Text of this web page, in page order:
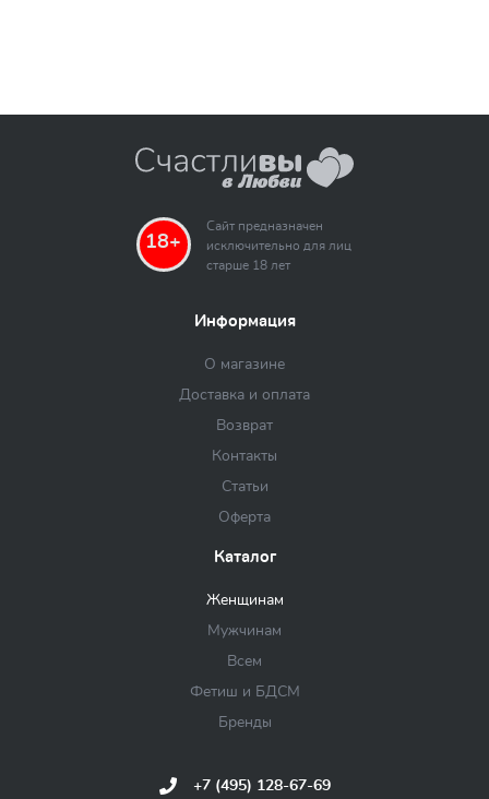
18+
Сайт предназначен
исключительно для лиц
старше 18 лет
Информация
О магазине
Доставка и оплата
Возврат
Контакты
Статьи
Оферта
Каталог
Женщинам
Мужчинам
Всем
Фетиш и БДСМ
Бренды
+7 (495) 128-67-69